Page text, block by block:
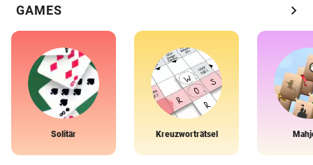
GAMES chevron_right
Solitär Kreuzworträtsel